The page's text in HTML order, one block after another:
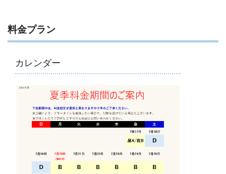
料金プラン
カレンダー